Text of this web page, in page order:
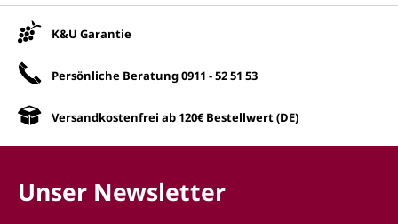
K&U Garantie
Persönliche Beratung0911 - 52 51 53
Versandkostenfrei ab 120€ Bestellwert (DE)
Unser Newsletter